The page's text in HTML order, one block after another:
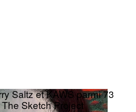
Saltz et KAWS parmi 73
Sketch Project